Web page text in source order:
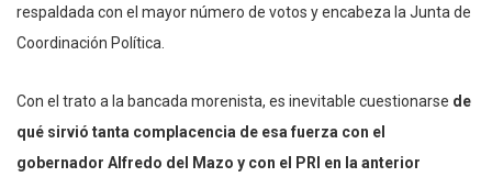
respaldada con el mayor número de votos y encabeza la Junta de
Coordinación Política.
Con el trato a la bancada morenista, es inevitable cuestionarse de
qué sirvió tanta complacencia de esa fuerza con el
gobernador Alfredo del Mazo y con el PRI en la anterior